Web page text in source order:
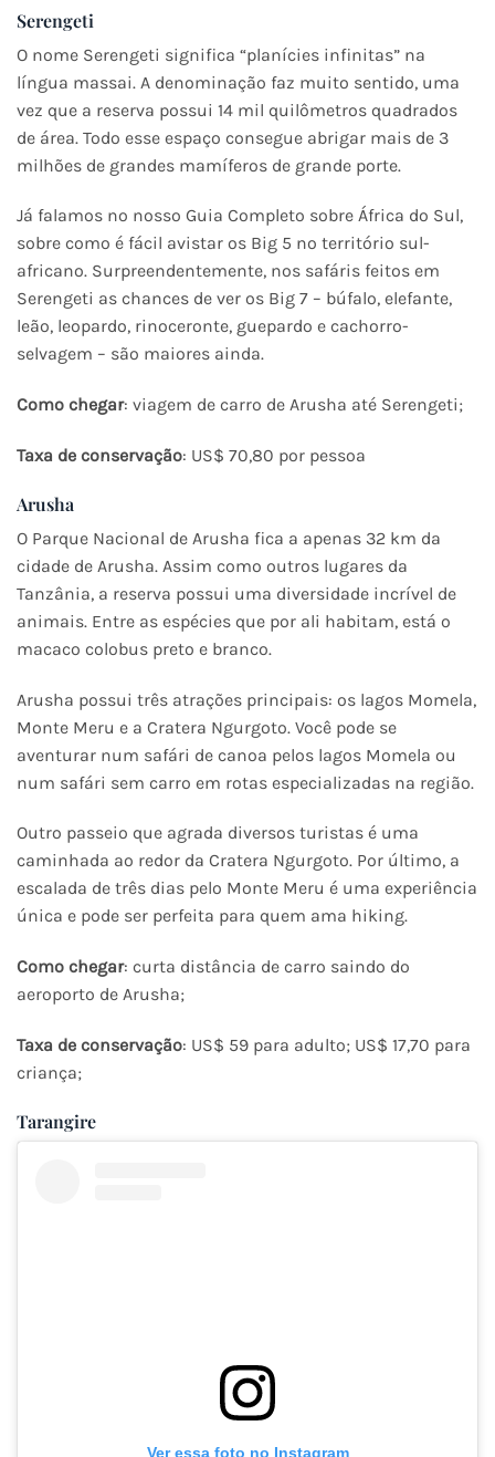
Serengeti
O nome Serengeti significa “planícies infinitas” na
língua massai. A denominação faz muito sentido, uma
vez que a reserva possui 14 mil quilômetros quadrados
de área. Todo esse espaço consegue abrigar mais de 3
milhões de grandes mamíferos de grande porte.
Já falamos no nosso Guia Completo sobre África do Sul,
sobre como é fácil avistar os Big 5 no território sul-
africano. Surpreendentemente, nos safáris feitos em
Serengeti as chances de ver os Big 7 – búfalo, elefante,
leão, leopardo, rinoceronte, guepardo e cachorro-
selvagem – são maiores ainda.
Como chegar: viagem de carro de Arusha até Serengeti;
Taxa de conservação: US$ 70,80 por pessoa
Arusha
O Parque Nacional de Arusha fica a apenas 32 km da
cidade de Arusha. Assim como outros lugares da
Tanzânia, a reserva possui uma diversidade incrível de
animais. Entre as espécies que por ali habitam, está o
macaco colobus preto e branco.
Arusha possui três atrações principais: os lagos Momela,
Monte Meru e a Cratera Ngurgoto. Você pode se
aventurar num safári de canoa pelos lagos Momela ou
num safári sem carro em rotas especializadas na região.
Outro passeio que agrada diversos turistas é uma
caminhada ao redor da Cratera Ngurgoto. Por último, a
escalada de três dias pelo Monte Meru é uma experiência
única e pode ser perfeita para quem ama hiking.
Como chegar: curta distância de carro saindo do
aeroporto de Arusha;
Taxa de conservação: US$ 59 para adulto; US$ 17,70 para
criança;
Tarangire
Ver essa foto no Instagram